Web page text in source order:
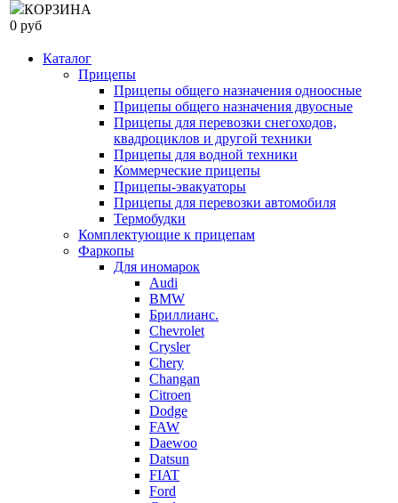
КОРЗИНА
0 руб
Каталог
Прицепы
Прицепы общего назначения одноосные
Прицепы общего назначения двуосные
Прицепы для перевозки снегоходов,
квадроциклов и другой техники
Прицепы для водной техники
Коммерческие прицепы
Прицепы-эвакуаторы
Прицепы для перевозки автомобиля
Термобудки
Комплектующие к прицепам
Фаркопы
Для иномарок
Audi
BMW
Бриллианс.
Chevrolet
Crysler
Chery
Changan
Citroen
Dodge
FAW
Daewoo
Datsun
FIAT
Ford